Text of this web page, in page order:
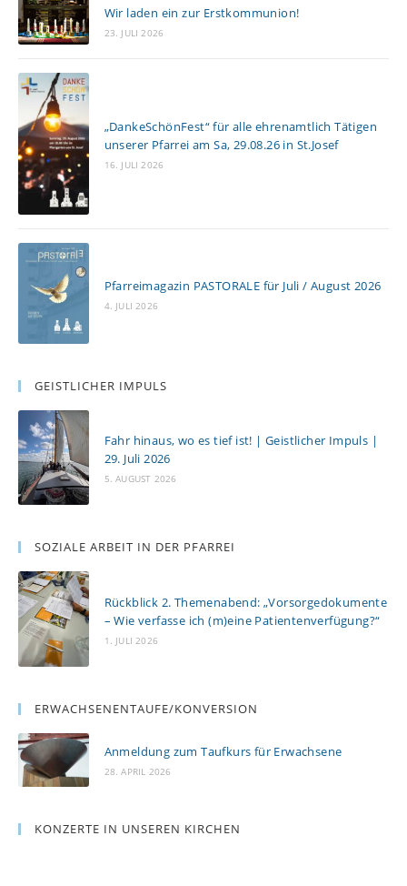
e
s
e
n
Wir laden ein zur Erstkommunion!
23. JULI 2026
„DankeSchönFest“ für alle ehrenamtlich Tätigen
unserer Pfarrei am Sa, 29.08.26 in St.Josef
16. JULI 2026
Pfarreimagazin PASTORALE für Juli / August 2026
4. JULI 2026
GEISTLICHER IMPULS
Fahr hinaus, wo es tief ist! | Geistlicher Impuls |
29. Juli 2026
5. AUGUST 2026
SOZIALE ARBEIT IN DER PFARREI
Rückblick 2. Themenabend: „Vorsorgedokumente
– Wie verfasse ich (m)eine Patientenverfügung?“
1. JULI 2026
ERWACHSENENTAUFE/KONVERSION
Anmeldung zum Taufkurs für Erwachsene
28. APRIL 2026
KONZERTE IN UNSEREN KIRCHEN